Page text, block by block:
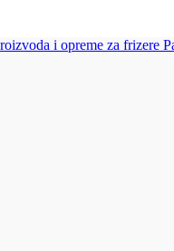
i opreme za frizere